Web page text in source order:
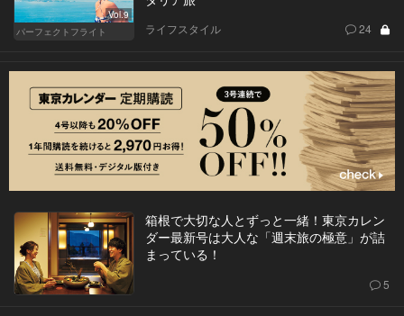
Vol.9
パーフェクトフライト
ライフスタイル 24
箱根で大切な人とずっと一緒！東京カレン
ダー最新号は大人な「週末旅の極意」が詰
まっている！
5